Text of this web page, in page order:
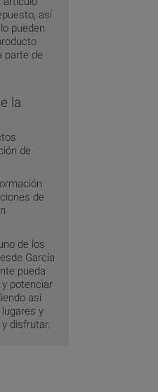
así
pueden
parte de
la
de
de
de los
García
pueda
potenciar
así
y
disfrutar.